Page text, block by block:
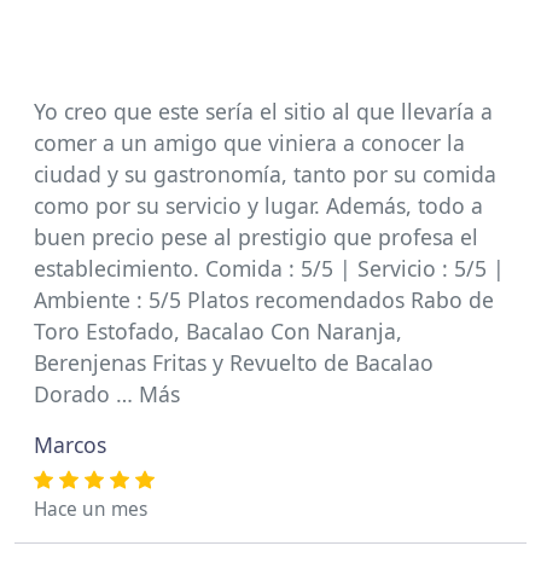
Yo creo que este sería el sitio al que llevaría a
comer a un amigo que viniera a conocer la
ciudad y su gastronomía, tanto por su comida
como por su servicio y lugar. Además, todo a
buen precio pese al prestigio que profesa el
establecimiento. Comida : 5/5 | Servicio : 5/5 |
Ambiente : 5/5 Platos recomendados Rabo de
Toro Estofado, Bacalao Con Naranja,
Berenjenas Fritas y Revuelto de Bacalao
Dorado … Más
Marcos
Hace un mes